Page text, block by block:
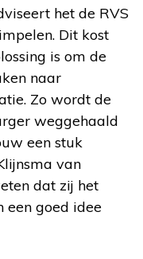
het de RVS
Dit kost
is om de
naar
Zo wordt de
weggehaald
een stuk
van
dat zij het
een goed idee